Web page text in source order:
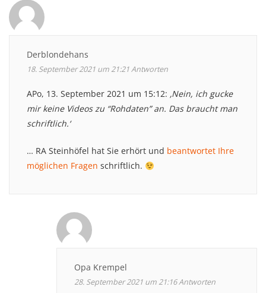
Derblondehans
18. September 2021 um 21:21Antworten
APo, 13. September 2021 um 15:12: ‚Nein, ich gucke
mir keine Videos zu “Rohdaten” an. Das braucht man
schriftlich.‘
… RA Steinhöfel hat Sie erhört und beantwortet Ihre
möglichen Fragen schriftlich.
Opa Krempel
28. September 2021 um 21:16Antworten